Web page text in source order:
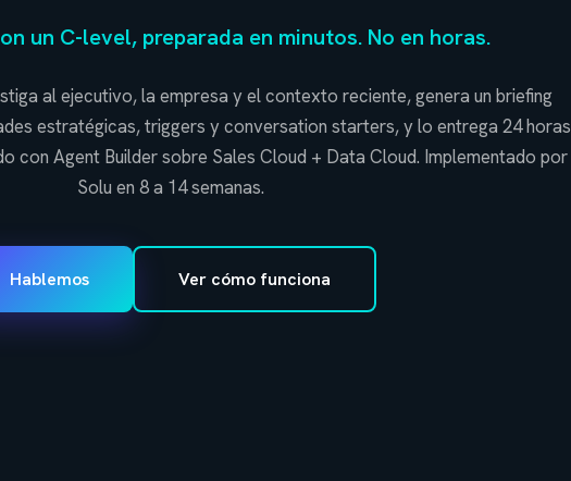
un C-level, preparada en minutos. No en horas.
al ejecutivo, la empresa y el contexto reciente, genera un briefing
estratégicas, triggers y conversation starters, y lo entrega 24 horas
con Agent Builder sobre Sales Cloud + Data Cloud. Implementado por
Solu en 8 a 14 semanas.
Hablemos Ver cómo funciona